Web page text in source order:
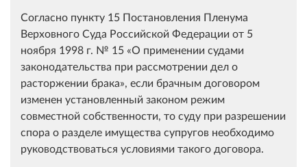
Согласно пункту 15 Постановления Пленума
Верховного Суда Российской Федерации от 5
ноября 1998 г. № 15 «О применении судами
законодательства при рассмотрении дел о
расторжении брака», если брачным договором
изменен установленный законом режим
совместной собственности, то суду при разрешении
спора о разделе имущества супругов необходимо
руководствоваться условиями такого договора.